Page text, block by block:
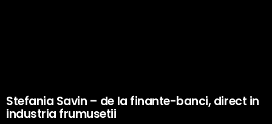
Stefania Savin – de la finante-banci, direct in
industria frumusetii